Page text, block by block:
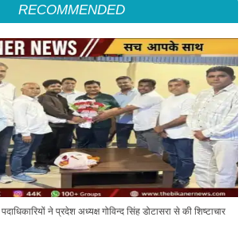
RECOMMENDED
ने प्रदेश अध्यक्ष गोविन्द सिंह डोटासरा से की शिष्टाचार